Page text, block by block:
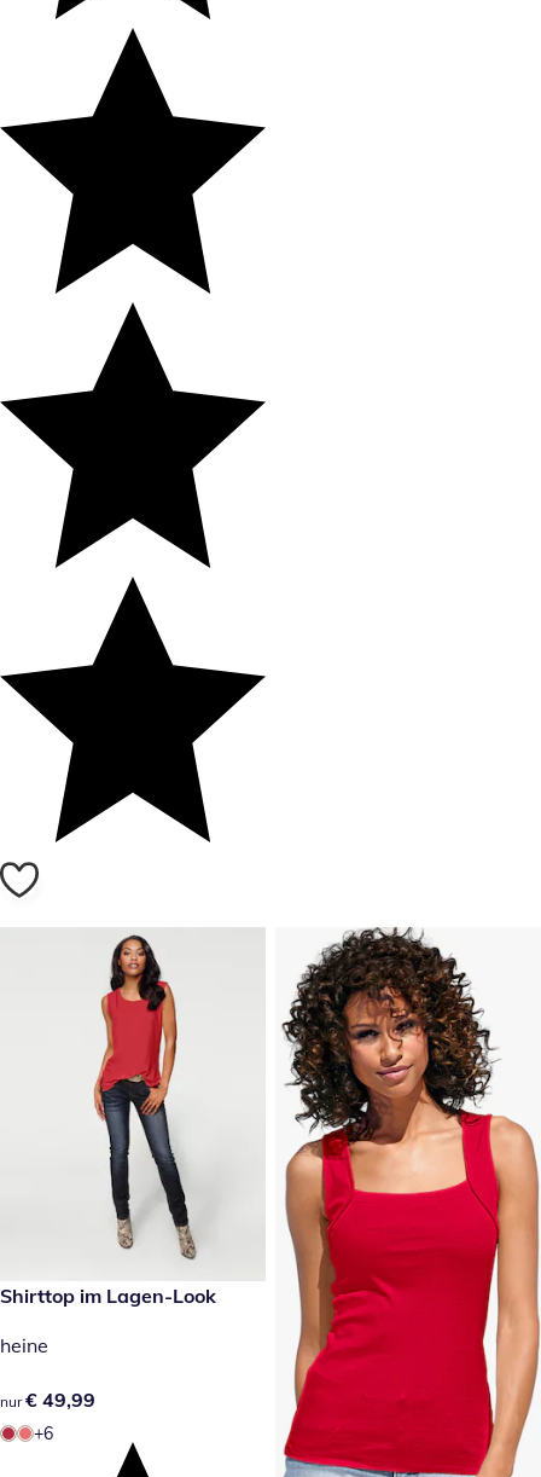
€ 49,99
Shirttop im Lagen-Look
heine
€ 49,99
nur € 49,99
+6